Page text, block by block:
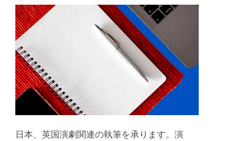
日本、英国演劇関連の執筆を承ります。演